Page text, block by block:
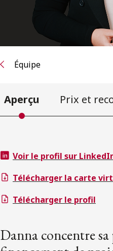
Équipe
Aperçu Prix et
Voir le profil sur
Télécharger la carte
Télécharger le profil
Danna concentre